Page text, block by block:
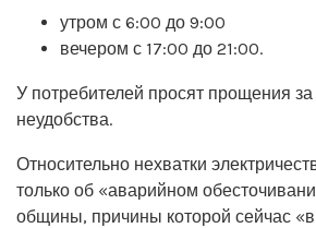
утром с 6:00 до 9:00
вечером с 17:00 до 21:00.
У потребителей просят прощения
неудобства.
Относительно нехватки
только об «аварийном
общины, причины которой сейчас